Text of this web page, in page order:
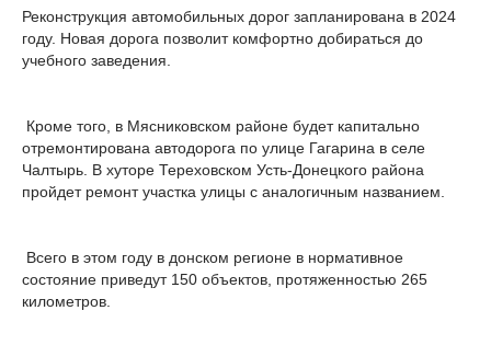
Реконструкция автомобильных дорог запланирована в 2024
году. Новая дорога позволит комфортно добираться до
учебного заведения.
Кроме того, в Мясниковском районе будет капитально
отремонтирована автодорога по улице Гагарина в селе
Чалтырь. В хуторе Тереховском Усть-Донецкого района
пройдет ремонт участка улицы с аналогичным названием.
Всего в этом году в донском регионе в нормативное
состояние приведут 150 объектов, протяженностью 265
километров.